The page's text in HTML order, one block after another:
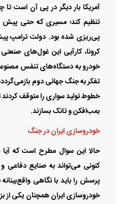
آمریکا بار دیگر در پی آن است
تنظیم کند؛ مسیری که حتی پیش
پی‌ریزی شده بود. دولت ترامپ
کرونا، کارآیی این غول‌های
خودرو به دستگاه‌های تنفس
تفکر به جنگ جهانی دوم
خطوط تولید سواری را متوقف کردند
بمب‌افکن و تانک بسازند.
خودروسازی ایران در جنگ
حالا این سوال مطرح است که
کنونی می‌تواند به صنایع
پرسش را باید با نگاهی
خودروسازی ایران همچنان یکی